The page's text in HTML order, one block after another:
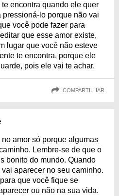
encontra quando ele quer
pressioná-lo porque não vai
você pode fazer para
que esse amor existe,
lugar que você não esteve
te encontra, porque ele
pois ele vai te achar.
COMPARTILHAR
amor só porque algumas
Lembre-se de que o
bonito do mundo. Quando
aparecer no seu caminho.
que você fique se
ou não na sua vida.